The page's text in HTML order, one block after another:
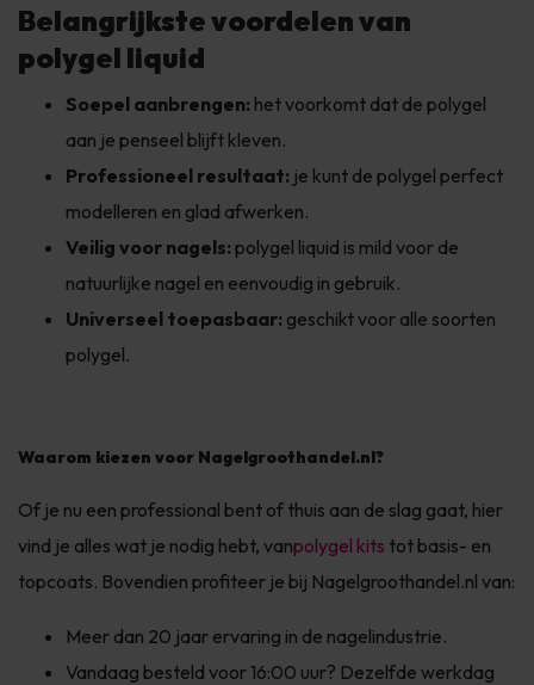
Belangrijkste voordelen van
polygel liquid
Soepel aanbrengen: het voorkomt dat de polygel
aan je penseel blijft kleven.
Professioneel resultaat: je kunt de polygel perfect
modelleren en glad afwerken.
Veilig voor nagels:polygel liquid is mild voor de
natuurlijke nagel en eenvoudig in gebruik.
Universeel toepasbaar: geschikt voor alle soorten
polygel.
Waarom kiezen voor Nagelgroothandel.nl?
Of je nu een professional bent of thuis aan de slag gaat, hier
vind je alles wat je nodig hebt, vanpolygel kits tot basis- en
topcoats. Bovendien profiteer je bij Nagelgroothandel.nl van:
Meer dan 20 jaar ervaring in de nagelindustrie.
Vandaag besteld voor 16:00 uur? Dezelfde werkdag